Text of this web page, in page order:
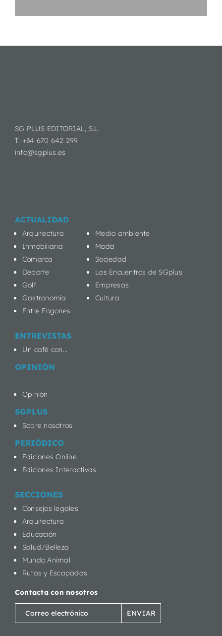
SG PLUS EDITORIAL, S.L.
T: +34 670 642 299
info@sgplus.es
ACTUALIDAD
Arquitectura
Inmobiliaria
Comarca
Deporte
Golf
Gastronomía
Entre Fogones
Medio ambiente
Moda
Sociedad
Los Encuentros de SGplus
Empresas
Cultura
ENTREVISTAS
Un café con...
OPINIÓN
Opinión
SGPLUS
Sobre nosotros
PERIÓDICO
Ediciones Online
Ediciones Interactivas
SECCIONES
Consejos legales
Arquitectura
Educación
Salud/Belleza
Mundo Animal
Rutas y Escapadas
Contacta con nosotros
Correo
electrónico